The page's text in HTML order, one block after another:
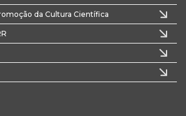
da Cultura Científica